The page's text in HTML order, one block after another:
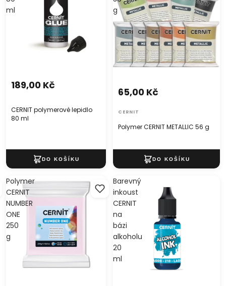
ml
CERNIT polymerové lepidlo
80 ml
189,00 Kč
g
Polymer CERNIT METALLIC 56 g
65,00 Kč
CERNIT
Polymer
CERNIT
NUMBER
ONE
250
g
Barevný
inkoust
CERNIT
na
bázi
alkoholu
20
ml